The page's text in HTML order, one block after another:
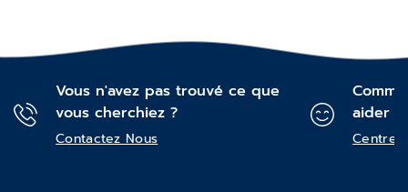
Vous n'avez pas trouvé ce que
vous cherchiez ?
Contactez Nous
aider ?
Centre